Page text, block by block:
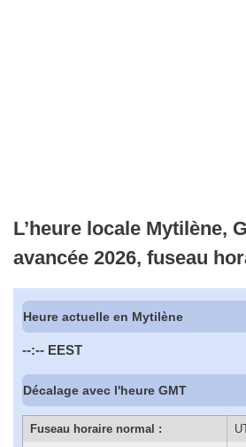
L’heure locale Mytilène,
avancée 2026, fuseau
Heure actuelle en Mytilène
--:-- EEST
Décalage avec l'heure GMT
Fuseau horaire normal :